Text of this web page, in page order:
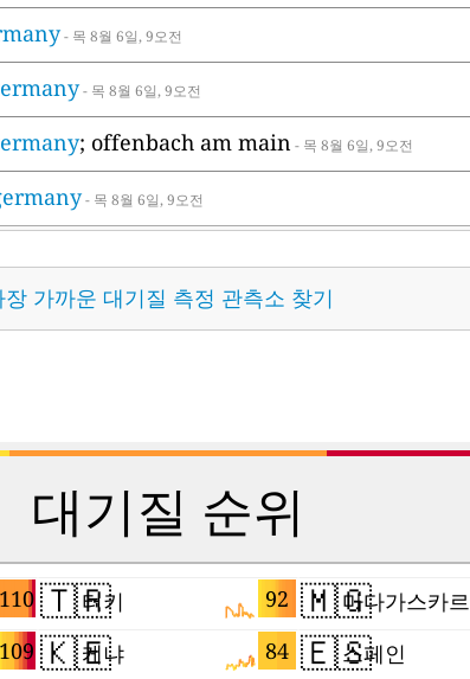
- 목 8월 6일, 9오전
- 목 8월 6일, 9오전
; offenbach am main - 목 8월 6일, 9오전
- 목 8월 6일, 9오전
장 가까운 대기질 측정 관측소 찾기
대기질 순위
110
109
🇹🇷 92
터키
🇰🇪 84
케냐
🇲🇬마다가스카르
🇪🇸스페인